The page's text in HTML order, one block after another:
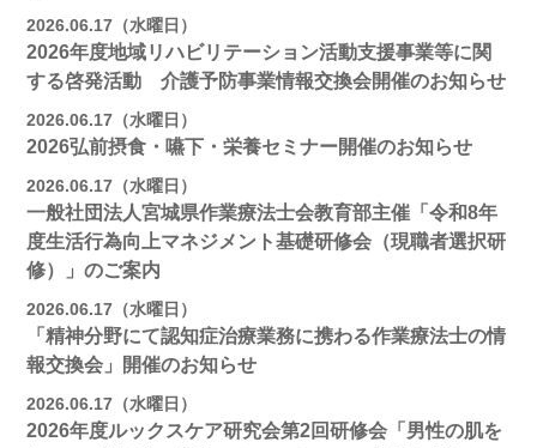
2026.06.17（水曜日）
2026年度地域リハビリテーション活動支援事業等に関
する啓発活動 介護予防事業情報交換会開催のお知らせ
2026.06.17（水曜日）
2026弘前摂食・嚥下・栄養セミナー開催のお知らせ
2026.06.17（水曜日）
一般社団法人宮城県作業療法士会教育部主催「令和8年
度生活行為向上マネジメント基礎研修会（現職者選択研
修）」のご案内
2026.06.17（水曜日）
「精神分野にて認知症治療業務に携わる作業療法士の情
報交換会」開催のお知らせ
2026.06.17（水曜日）
2026年度ルックスケア研究会第2回研修会「男性の肌を